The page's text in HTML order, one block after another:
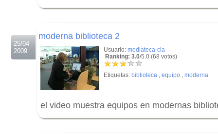
25/04
2009
moderna biblioteca 2
Usuario: mediateca-cia
Ranking: 3.0/5.0 (68 votos)
Etiquetas: biblioteca , equipo , moderna
el video muestra equipos en modernas